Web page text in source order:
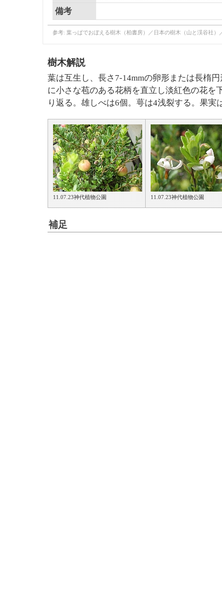
備考
参考: 葉っぱでおぼえる樹木（柏書房）／日本の樹木（山と渓谷社）
樹木解説
葉は互生し、長さ7-14mmの卵形または長楕
に小さな苞のある花柄を直立し淡紅色の花を
り返る。雄しべは6個。萼は4浅裂する。果
11.07.23神代植物公園 11.07.23神代植物公園
補足